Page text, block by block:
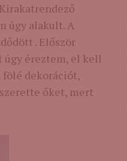
úgy alakult. A
. Először
éreztem, el kell
fölé dekorációt,
őket, mert